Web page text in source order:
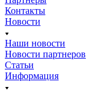
Контакты
Новости
Наши новости
Новости партнеров
Статьи
Информация